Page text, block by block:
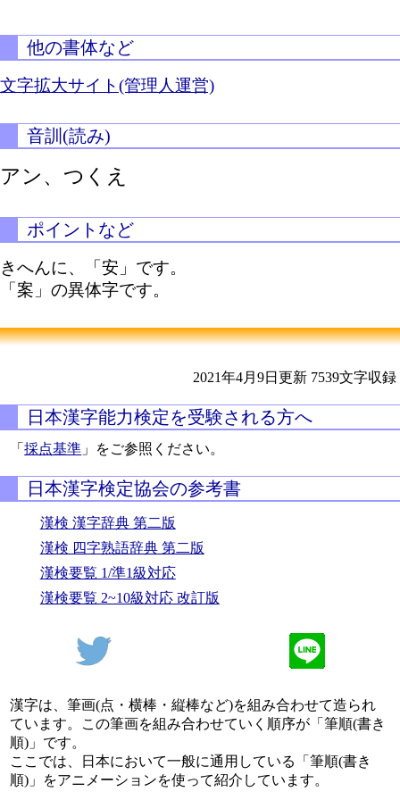
他の書体など
文字拡大サイト(管理人運営)
音訓(読み)
アン、つくえ
ポイントなど
きへんに、「安」です。
「案」の異体字です。
2021年4月9日更新 7539文字収録
日本漢字能力検定を受験される方へ
「採点基準 」をご参照ください。
日本漢字検定協会の参考書
漢検 漢字辞典 第二版
漢検 四字熟語辞典 第二版
漢検要覧 1/準1級対応
漢検要覧 2~10級対応 改訂版
漢字は、筆画(点・横棒・縦棒など)を組み合わせて造られ
ています。この筆画を組み合わせていく順序が「筆順(書き
順)」です。
ここでは、日本において一般に通用している「筆順(書き
順)」をアニメーションを使って紹介しています。